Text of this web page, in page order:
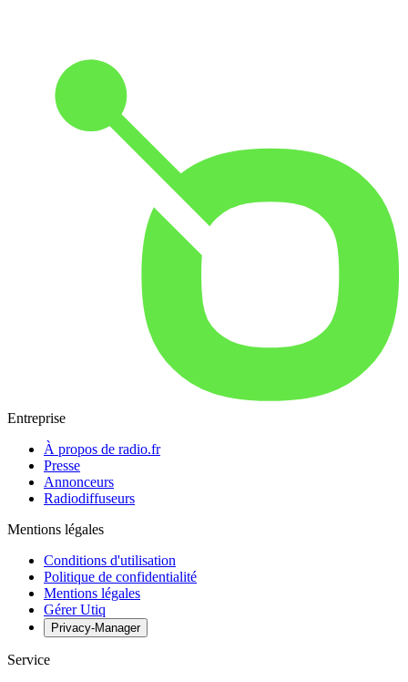
Entreprise
À propos de radio.fr
Presse
Annonceurs
Radiodiffuseurs
Mentions légales
Conditions d'utilisation
Politique de confidentialité
Mentions légales
Gérer Utiq
Privacy-Manager
Service